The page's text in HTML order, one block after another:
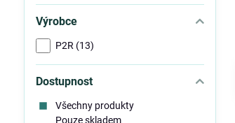
Výrobce
P2R (13)
Dostupnost
Všechny produkty
Pouze skladem